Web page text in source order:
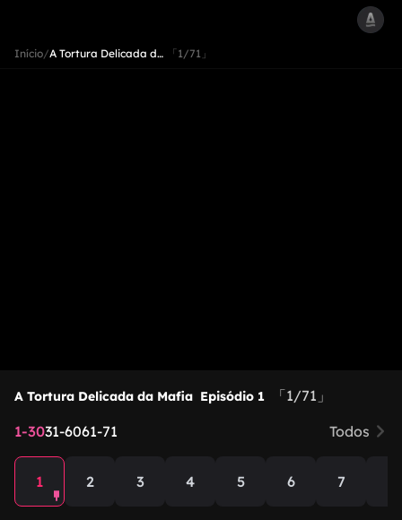
Início/A Tortura Delicada d… 「1/71」
A Tortura Delicada da Mafia Episódio 1
「1/71」
1-3031-6061-71 Todos
1 2 3 4 5 6 7